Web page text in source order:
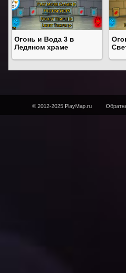
Огонь и Вода 3 в
Ледяном храме
© 2012-2025 PlayMap.ru